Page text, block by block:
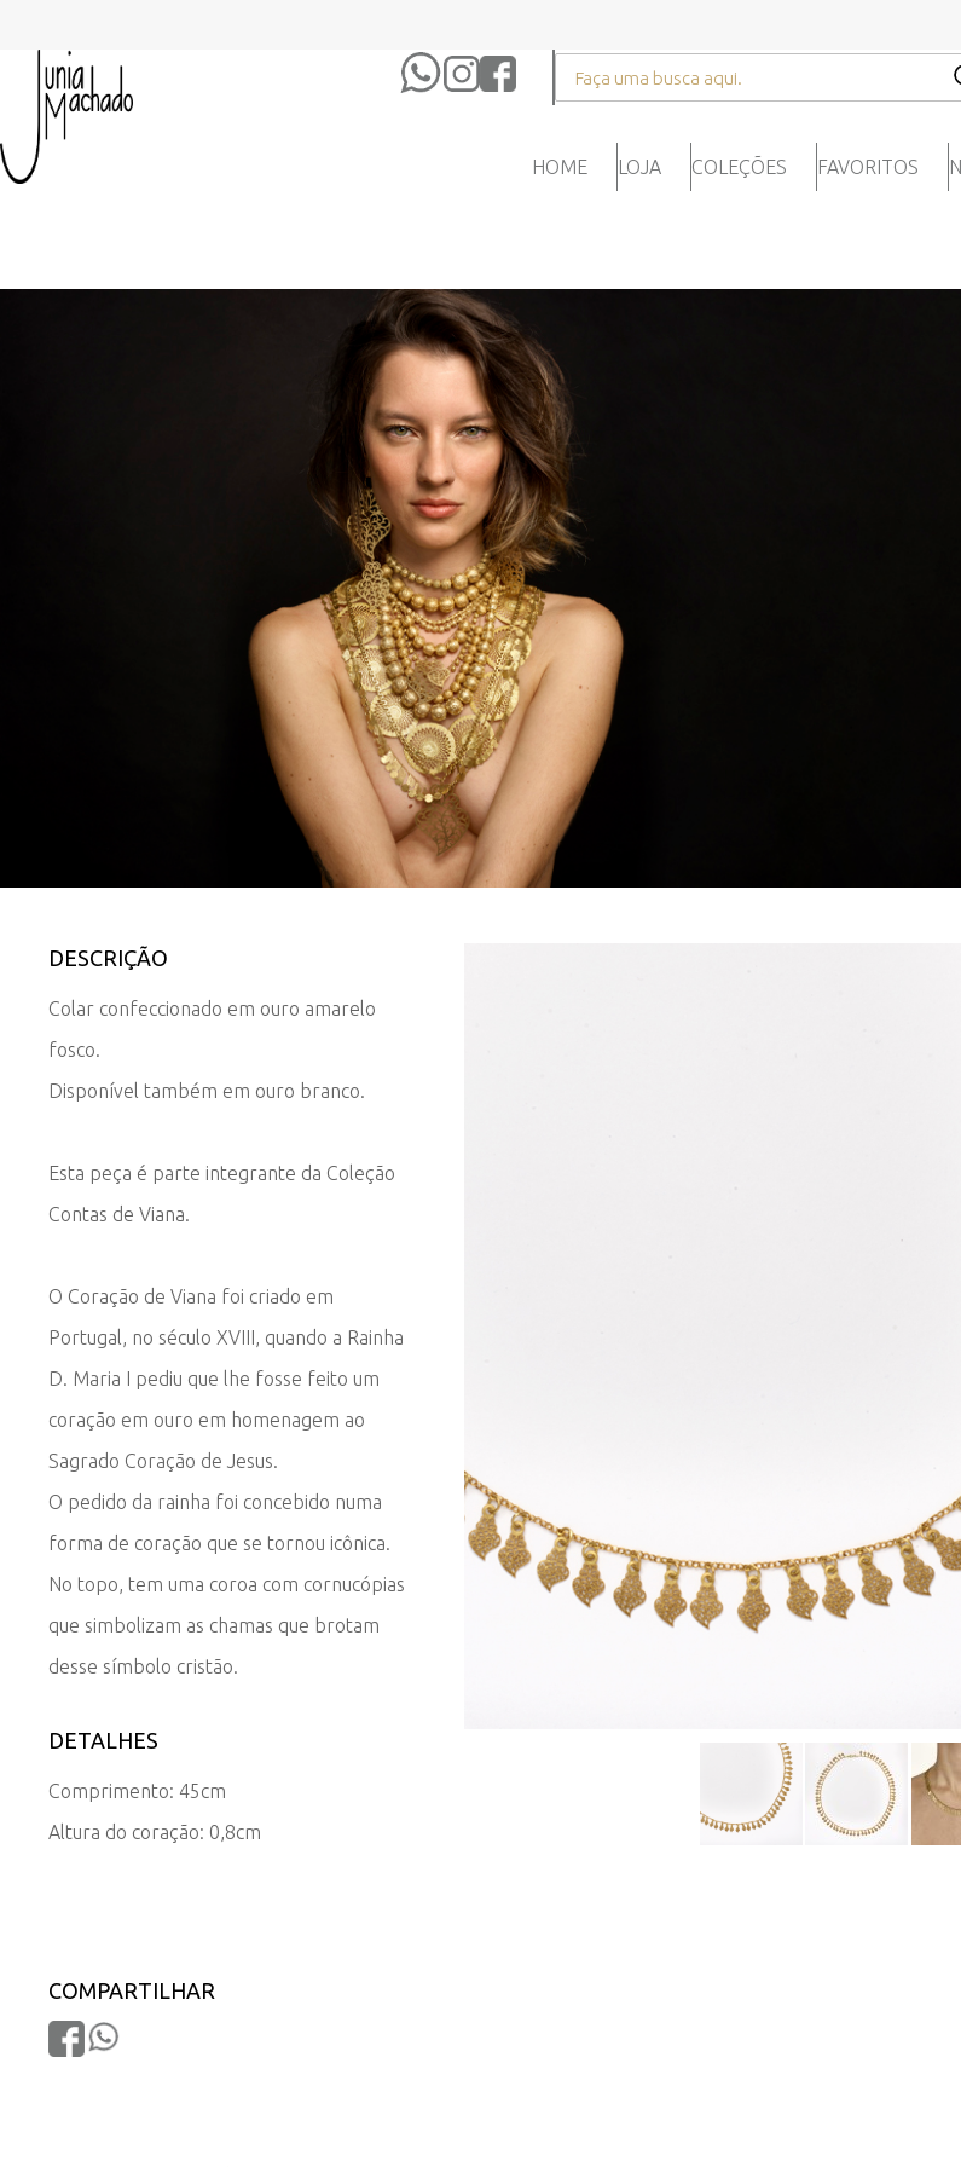
HOME LOJA COLEÇÕES FAVORITOS
DESCRIÇÃO
Colar confeccionado em ouro amarelo
fosco.
Disponível também em ouro branco.
Esta peça é parte integrante da Coleção
Contas de Viana.
O Coração de Viana foi criado em
Portugal, no século XVIII, quando a Rainha
D. Maria I pediu que lhe fosse feito um
coração em ouro em homenagem ao
Sagrado Coração de Jesus.
O pedido da rainha foi concebido numa
forma de coração que se tornou icônica.
No topo, tem uma coroa com cornucópias
que simbolizam as chamas que brotam
desse símbolo cristão.
DETALHES
Comprimento: 45cm
Altura do coração: 0,8cm
COMPARTILHAR